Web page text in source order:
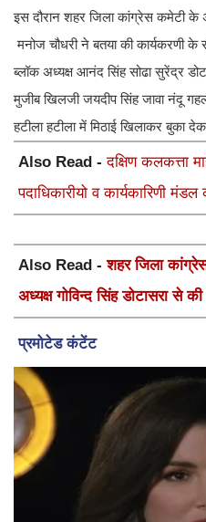
इस दौरान शहर जिला कांग्रेस कमेटी के
मनोज चौधरी ने बतया की कार्यकरणी
ब्लॉक अध्यक्ष आनंद सिंह सोढा सुरेंद्र
मुजीब खिलजी जयदीप सिंह जावा नंदू
हटीला हटीला में मिठाई खिलाकर बुका
Also Read -दक्षिण कलकत्ता
पदाधिकारीयो व कार्यकारिणी मंडल
Also Read -शहर जिला
अध्यक्ष गोविन्द सिंह डोटासरा से